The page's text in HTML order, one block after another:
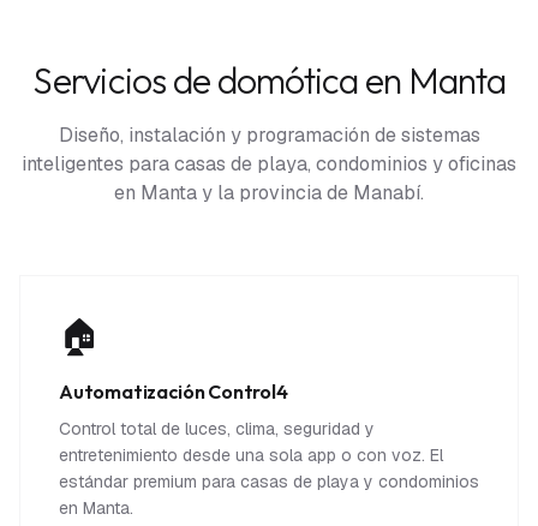
Servicios de domótica en Manta
Diseño, instalación y programación de sistemas
inteligentes para casas de playa, condominios y oficinas
en Manta y la provincia de Manabí.
🏠
Automatización Control4
Control total de luces, clima, seguridad y
entretenimiento desde una sola app o con voz. El
estándar premium para casas de playa y condominios
en Manta.